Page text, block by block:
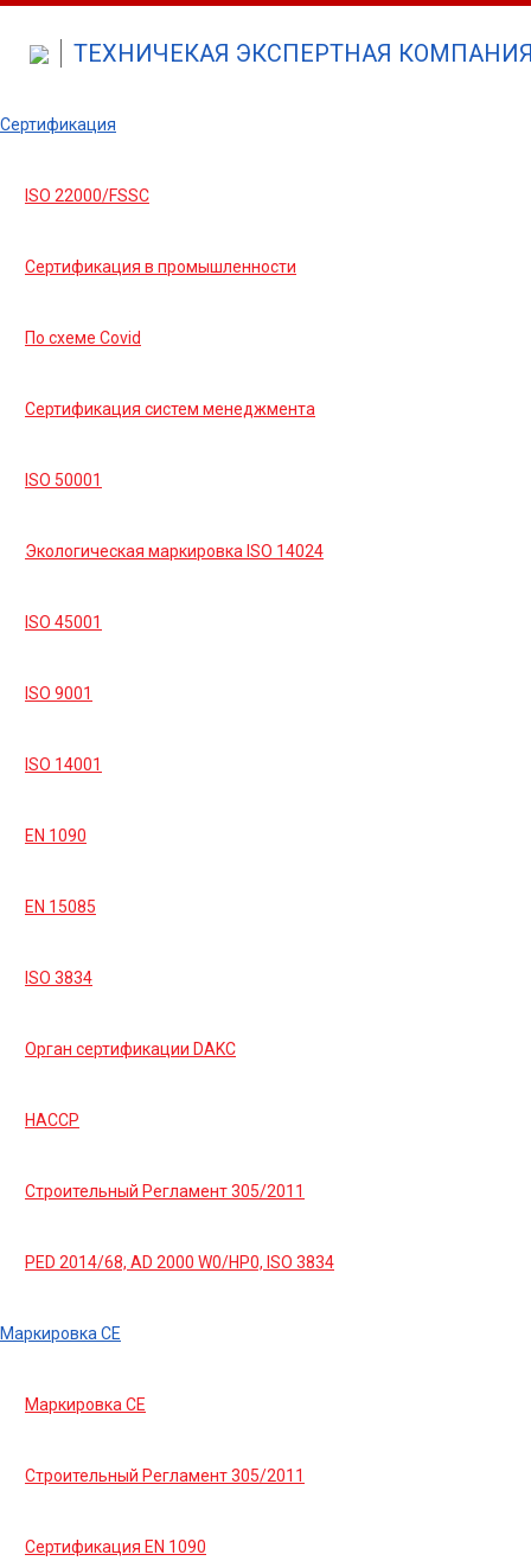
ТЕХНИЧЕКАЯ ЭКСПЕРТНАЯ КОМПАНИЯ
Сертификация
ISO 22000/FSSC
Сертификация в промышленности
По схеме Covid
Сертификация систем менеджмента
ISO 50001
Экологическая маркировка ISO 14024
ISO 45001
ISO 9001
ISO 14001
EN 1090
EN 15085
ISO 3834
Орган сертификации DAKC
HACCP
Строительный Регламент 305/2011
PED 2014/68, AD 2000 W0/HP0, ISO 3834
Маркировка СЕ
Маркировка СЕ
Строительный Регламент 305/2011
Сертификация EN 1090